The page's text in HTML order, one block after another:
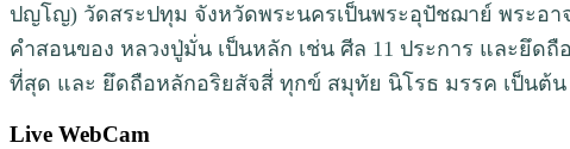
ปญโญ) วัดสระปทุม จังหวัดพระนครเป็นพระอุปัชฌาย์ พระอา
คำสอนของ หลวงปู่มั่น เป็นหลัก เช่น ศีล 11 ประการ และยึ
ที่สุด และ ยึดถือหลักอริยสัจสี่ ทุกข์ สมุทัย นิโรธ มรรค เป็นต้
Live WebCam